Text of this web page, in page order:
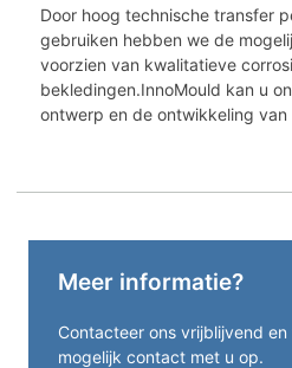
Door hoog technische transfer
gebruiken hebben we de
voorzien van kwalitatieve
bekledingen.InnoMould kan u
ontwerp en de ontwikkeling
Meer informatie?
Contacteer ons vrijblijvend
mogelijk contact met u op.